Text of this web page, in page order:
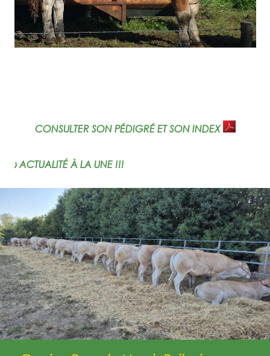
CONSULTER SON PÉDIGRÉ ET SON INDEX
› ACTUALITÉ À LA UNE !!!